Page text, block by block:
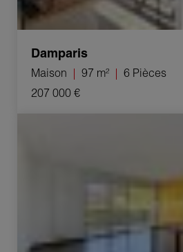
Damparis
Maison 97 m²
6 Pièces
207 000 €